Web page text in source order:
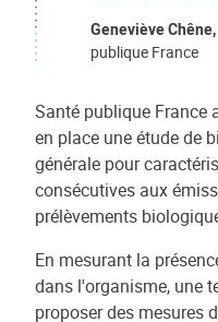
Geneviève Chêne,
publique France
Santé publique France
en place une étude de
générale pour
consécutives aux
prélèvements
En mesurant la
dans l'organisme, une
proposer des mesures